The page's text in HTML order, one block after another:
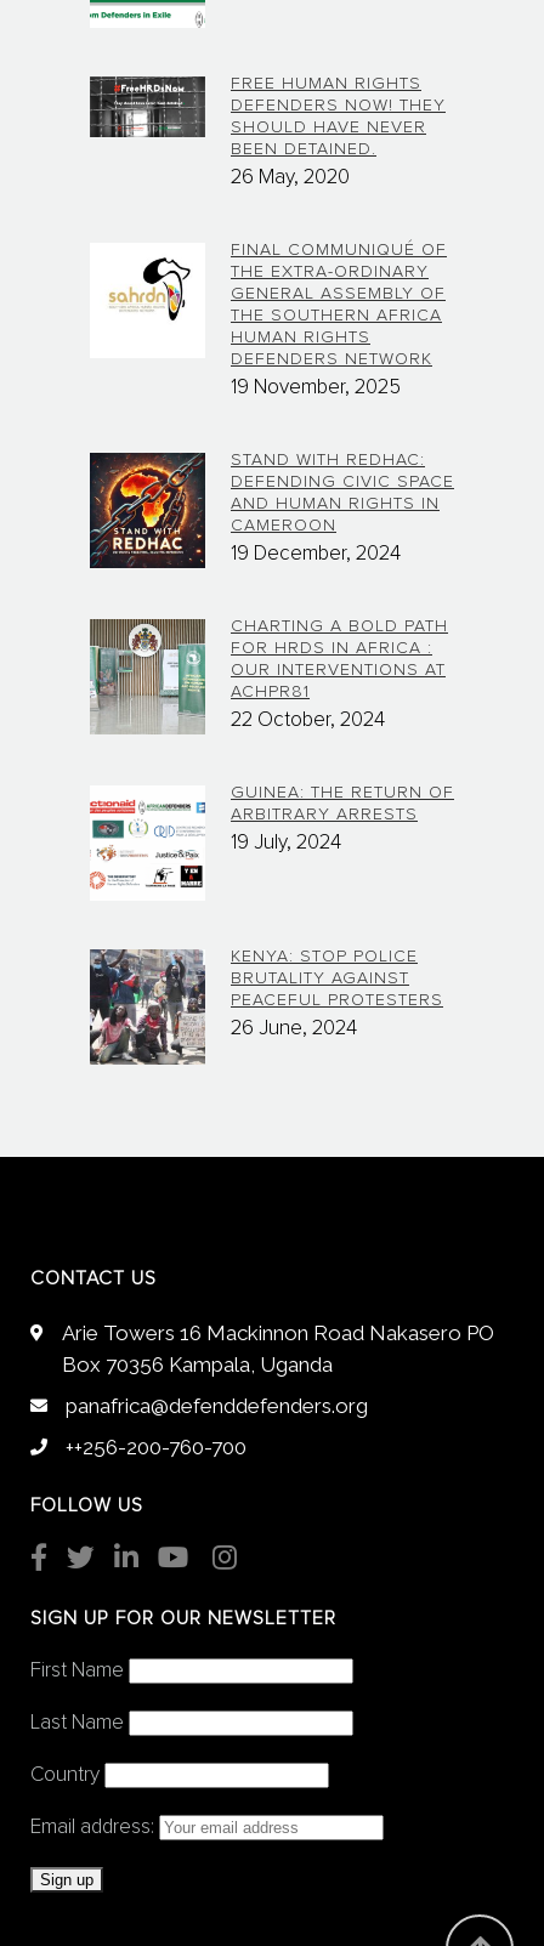
FREE HUMAN RIGHTS
DEFENDERS NOW! THEY
SHOULD HAVE NEVER
BEEN DETAINED.
26 May, 2020
FINAL COMMUNIQUÉ OF
THE EXTRA-ORDINARY
GENERAL ASSEMBLY OF
THE SOUTHERN AFRICA
HUMAN RIGHTS
DEFENDERS NETWORK
19 November, 2025
STAND WITH REDHAC:
DEFENDING CIVIC SPACE
AND HUMAN RIGHTS IN
CAMEROON
19 December, 2024
CHARTING A BOLD PATH
FOR HRDS IN AFRICA :
OUR INTERVENTIONS AT
ACHPR81
22 October, 2024
GUINEA: THE RETURN OF
ARBITRARY ARRESTS
19 July, 2024
KENYA: STOP POLICE
BRUTALITY AGAINST
PEACEFUL PROTESTERS
26 June, 2024
CONTACT US
Arie Towers 16 Mackinnon Road Nakasero PO
Box 70356 Kampala, Uganda
panafrica@defenddefenders.org
++256-200-760-700
FOLLOW US
SIGN UP FOR OUR NEWSLETTER
First Name
Last Name
Country
Email address: